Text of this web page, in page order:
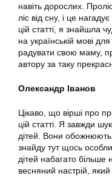
навіть дорослих.
ліс від сну, і це
цій статті, я знайшла
на українській мові
радувати свою маму,
автору за таку
Олександр Іванов
Цікаво, що вірші про
цій статті. Я завжди
дітей. Вони
знайду тут щось
дітей набагато більше
весняний настрій,